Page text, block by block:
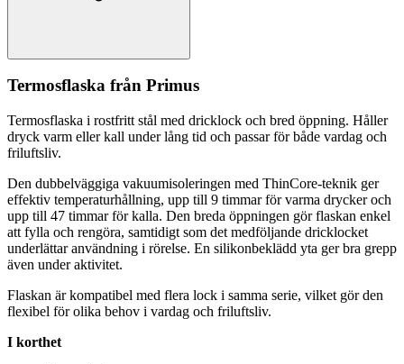
Termosflaska från Primus
Termosflaska i rostfritt stål med dricklock och bred öppning. Håller
dryck varm eller kall under lång tid och passar för både vardag och
friluftsliv.
Den dubbelväggiga vakuumisoleringen med ThinCore-teknik ger
effektiv temperaturhållning, upp till 9 timmar för varma drycker och
upp till 47 timmar för kalla. Den breda öppningen görflaskan enkel
att fylla och rengöra, samtidigt som det medföljande dricklocket
underlättar användning i rörelse. En silikonbeklädd yta ger bra grepp
även under aktivitet.
Flaskan är kompatibel med flera lock i samma serie, vilket gör den
flexibel för olika behov i vardag och friluftsliv.
I korthet